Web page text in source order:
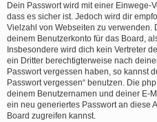
Dein Passwort wird mit einer Einwege-
dass es sicher ist. Jedoch wird dir
Vielzahl von Webseiten zu verwenden.
deinem Benutzerkonto für das Board,
Insbesondere wird dich kein Vertreter
ein Dritter berechtigterweise nach
Passwort vergessen haben, so kannst
Passwort vergessen“ benutzen. Die
deinem Benutzernamen und deiner E-
ein neu generiertes Passwort an diese
Board zugreifen kannst.